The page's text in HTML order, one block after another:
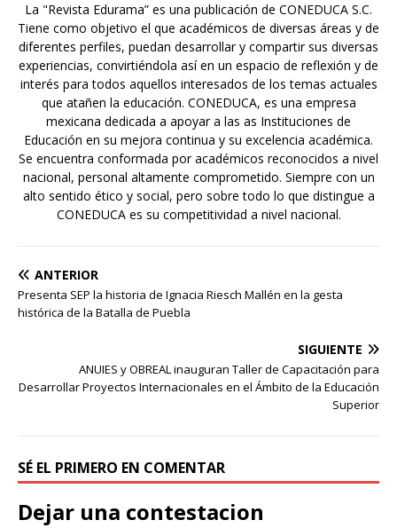
La "Revista Edurama” es una publicación de CONEDUCA S.C.
Tiene como objetivo el que académicos de diversas áreas y de
diferentes perfiles, puedan desarrollar y compartir sus diversas
experiencias, convirtiéndola así en un espacio de reflexión y de
interés para todos aquellos interesados de los temas actuales
que atañen la educación. CONEDUCA, es una empresa
mexicana dedicada a apoyar a las as Instituciones de
Educación en su mejora continua y su excelencia académica.
Se encuentra conformada por académicos reconocidos a nivel
nacional, personal altamente comprometido. Siempre con un
alto sentido ético y social, pero sobre todo lo que distingue a
CONEDUCA es su competitividad a nivel nacional.
ANTERIOR
Presenta SEP la historia de Ignacia Riesch Mallén en la gesta
histórica de la Batalla de Puebla
SIGUIENTE
ANUIES y OBREAL inauguran Taller de Capacitación para
Desarrollar Proyectos Internacionales en el Ámbito de la Educación
Superior
SÉ EL PRIMERO EN COMENTAR
Dejar una contestacion